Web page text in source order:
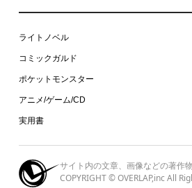
ライトノベル
コミックガルド
ポケットモンスター
アニメ/ゲーム/CD
実用書
サイト内の文章、画像などの著作
COPYRIGHT © OVERLAP,inc All